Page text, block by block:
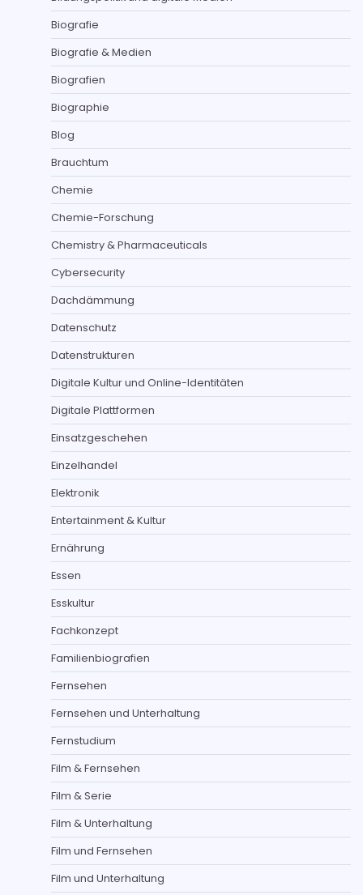
Biografie
Biografie & Medien
Biografien
Biographie
Blog
Brauchtum
Chemie
Chemie-Forschung
Chemistry & Pharmaceuticals
Cybersecurity
Dachdämmung
Datenschutz
Datenstrukturen
Digitale Kultur und Online-Identitäten
Digitale Plattformen
Einsatzgeschehen
Einzelhandel
Elektronik
Entertainment & Kultur
Ernährung
Essen
Esskultur
Fachkonzept
Familienbiografien
Fernsehen
Fernsehen und Unterhaltung
Fernstudium
Film & Fernsehen
Film & Serie
Film & Unterhaltung
Film und Fernsehen
Film und Unterhaltung